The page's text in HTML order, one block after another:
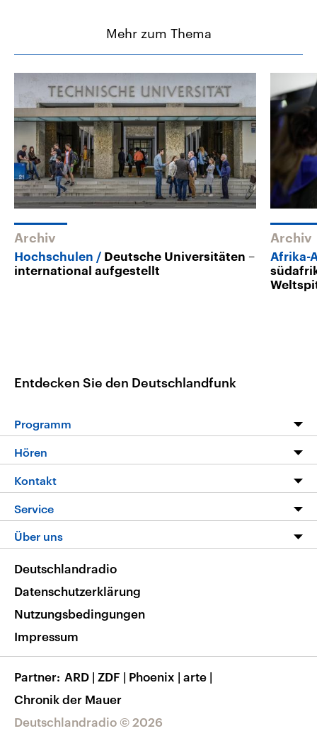
Mehr zum Thema
Archiv
Hochschulen
Deutsche Universitäten –
international aufgestellt
Archiv
Afrika-
Entdecken Sie den Deutschlandfunk
Programm
Die Nachrichten
Nachrichtenleicht
Neue Beiträge auf dlf.de
Hören
Livestream
Podcasts
Deutschlandfunk App
Nachrichten App
Frequenzen
Kontakt
Service
FAQ
Veranstaltungen
Musikliste
RSS
Über uns
Barrierefreiheit
Deutschlandradio © 2026
Deutschlandradio
Datenschutzerklärung
Nutzungsbedingungen
Impressum
Partner ARD | ZDF | Phoenix | arte |
Chronik der Mauer